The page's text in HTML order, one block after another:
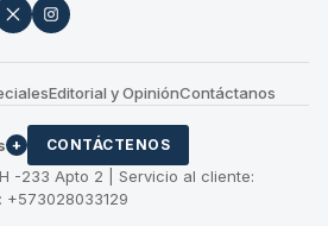
Editorial y OpiniónContáctanos
+ CONTÁCTENOS
-233 Apto 2 | Servicio al cliente:
+573028033129